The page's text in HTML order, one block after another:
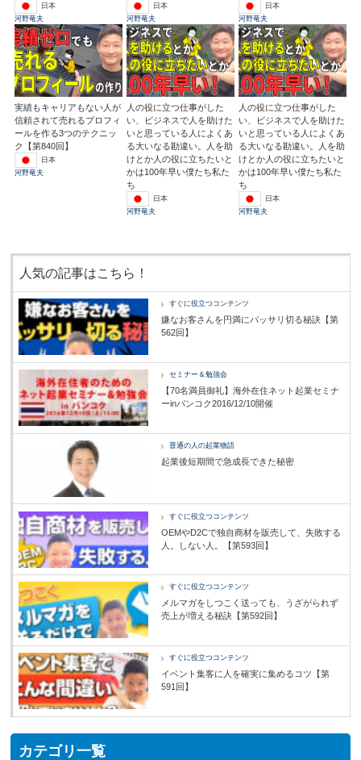
日本
河野竜夫
日本
河野竜夫
日本
河野竜夫
実績もキャリアもない人が
信頼されて売れるプロフィ
ールを作る3つのテクニッ
ク【第840回】
日本
河野竜夫
人の役に立つ仕事がした
い、ビジネスで人を助けた
いと思っている人によくあ
る大いなる勘違い。人を助
けとか人の役に立ちたいと
かは100年早い僕たち私た
ち
日本
河野竜夫
人の役に立つ仕事がした
い、ビジネスで人を助けた
いと思っている人によくあ
る大いなる勘違い。人を助
けとか人の役に立ちたいと
かは100年早い僕たち私た
ち
日本
河野竜夫
人気の記事はこちら！
すぐに役立つコンテンツ
嫌なお客さんを円満にバッサリ切る秘訣【第
562回】
セミナー＆勉強会
【70名満員御礼】海外在住ネット起業セミナ
ーinバンコク2016/12/10開催
普通の人の起業物語
起業後短期間で急成長できた秘密
すぐに役立つコンテンツ
OEMやD2Cで独自商材を販売して、失敗する
人。しない人。【第593回】
すぐに役立つコンテンツ
メルマガをしつこく送っても、うざがられず
売上が増える秘訣【第592回】
すぐに役立つコンテンツ
イベント集客に人を確実に集めるコツ【第
591回】
カテゴリ一覧